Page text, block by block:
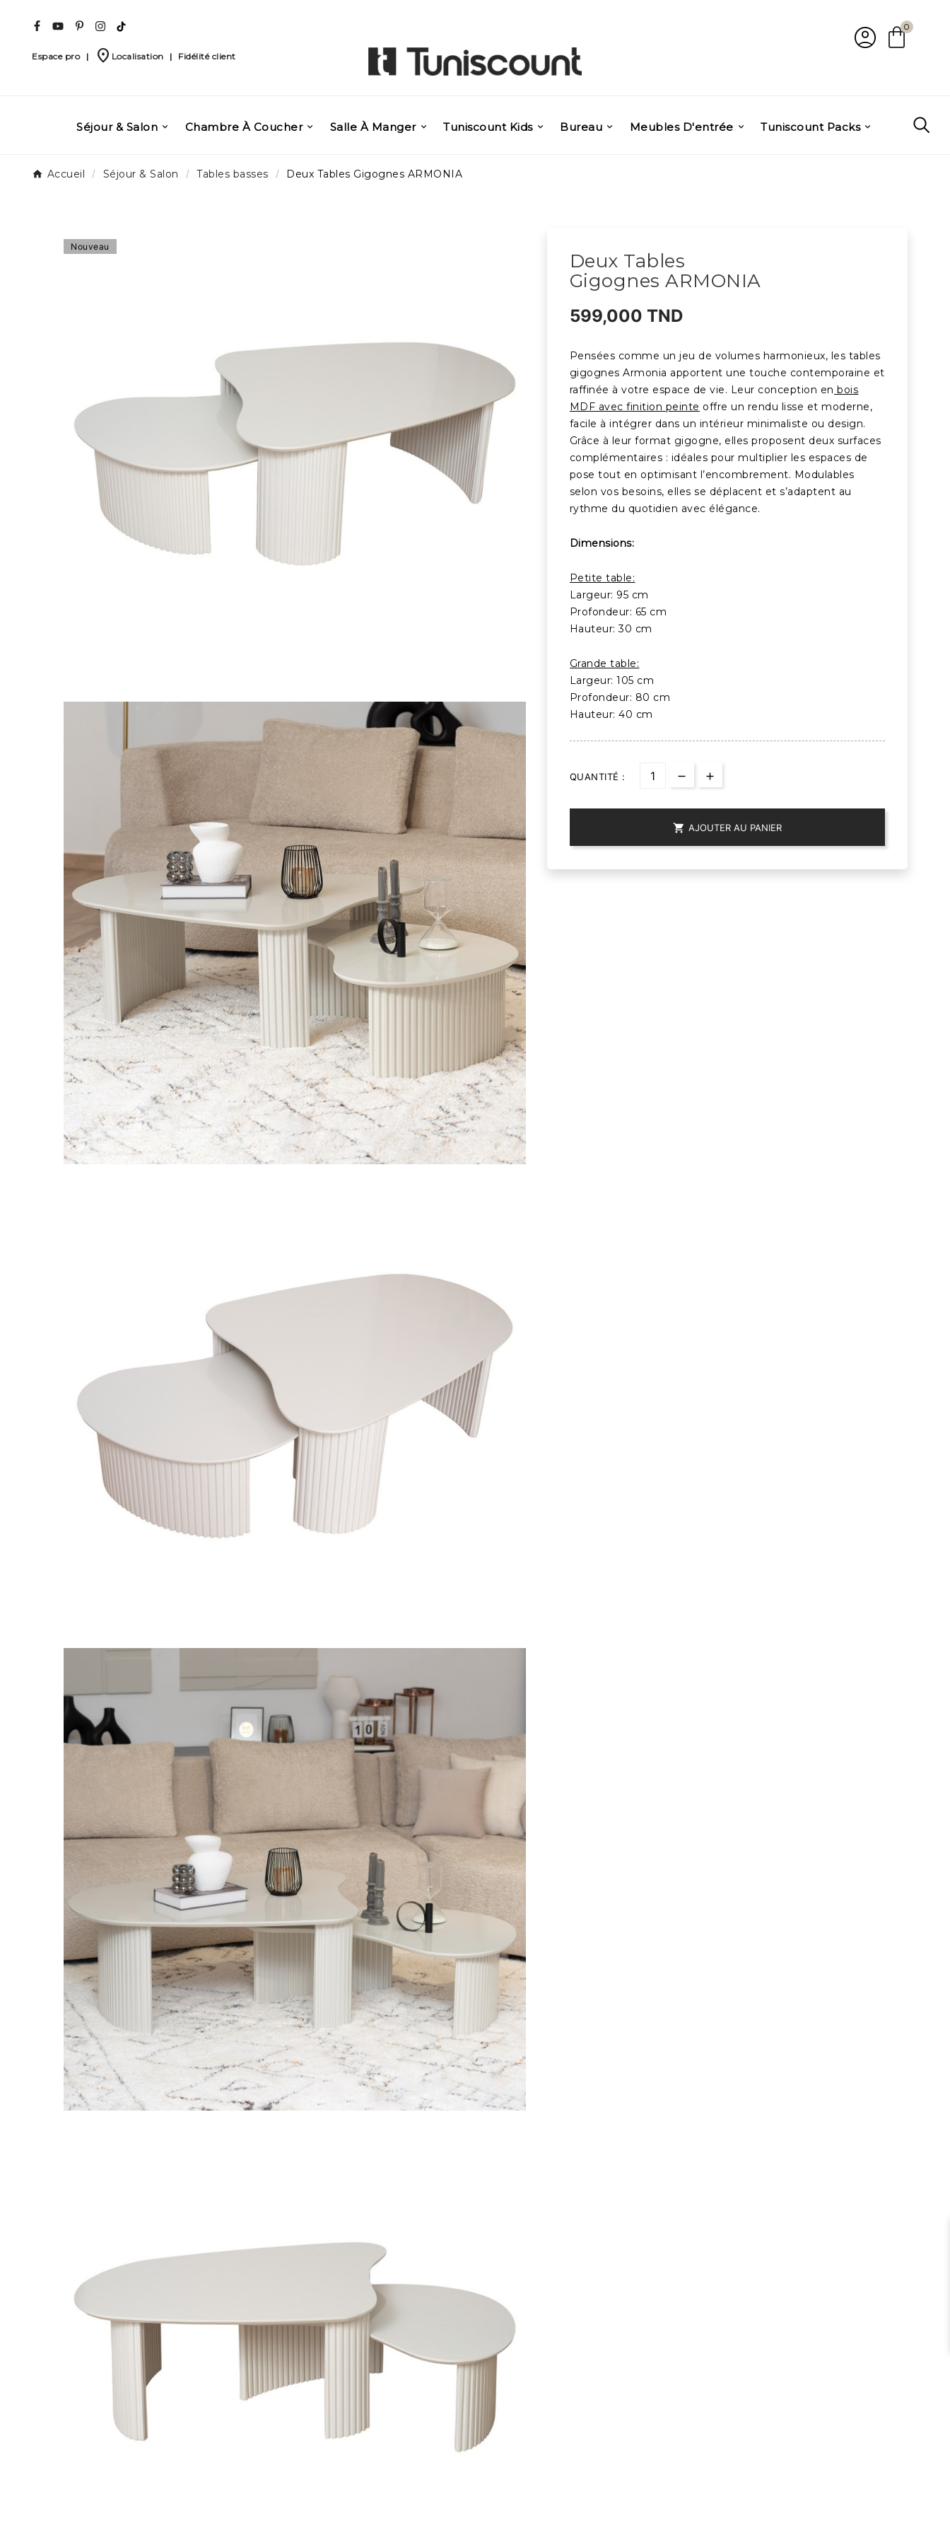
Espace pro | place Localisation | Fidélité client
account_circle shopping_bag
0
Séjour & Salon Chambre À Coucher Salle À Manger Tuniscount Kids Bureau Meubles D'entrée Tuniscount Packs
Accueil Séjour & Salon Tables basses Deux Tables Gigognes ARMONIA
Nouveau
Deux Tables
Gigognes ARMONIA
599,000 TND
Pensées comme un jeu de volumes harmonieux, les tables
gigognes Armonia apportent une touche contemporaine et
raffinée à votre espace de vie. Leur conception en bois
MDF avec finition peinte offre un rendu lisse et moderne,
facile à intégrer dans un intérieur minimaliste ou design.
Grâce à leur format gigogne, elles proposent deux surfaces
complémentaires : idéales pour multiplier les espaces de
pose tout en optimisant l’encombrement. Modulables
selon vos besoins, elles se déplacent et s’adaptent au
rythme du quotidien avec élégance.
Dimensions:
Petite table:
Largeur: 95 cm
Profondeur: 65 cm
Hauteur: 30 cm
Grande table:
Largeur: 105 cm
Profondeur: 80 cm
Hauteur: 40 cm
QUANTITÉ :
 AJOUTER AU PANIER